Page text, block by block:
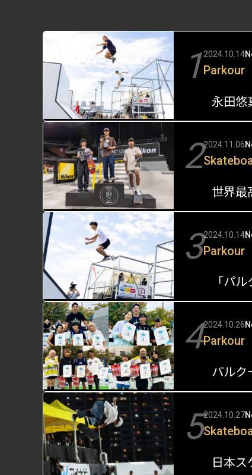
12024.10.14
Parkour
22024.11.06
世界最
32024.10.14
Parkour
42024.10.26
Parkour
52024.10.27